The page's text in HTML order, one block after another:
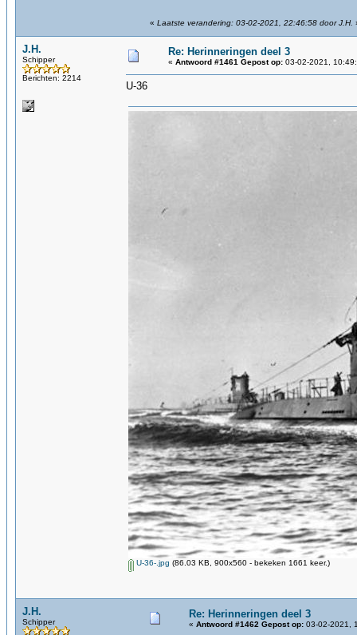
« Laatste verandering: 03-02-2021, 22:46:58 door J.H.
J.H.
Schipper
Berichten: 2214
Re: Herinneringen deel 3
« Antwoord #1461 Gepost op: 03-02-2021,
U-36
U-36-.jpg (86.03 KB, 900x560 - bekeken 1661 keer.)
J.H.
Schipper
Re: Herinneringen deel 3
« Antwoord #1462 Gepost op: 03-02-2021,